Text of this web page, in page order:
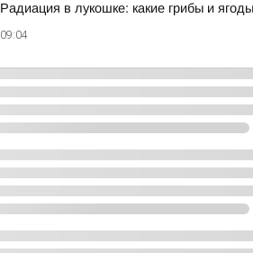
Радиация в лукошке: какие грибы и
09:04